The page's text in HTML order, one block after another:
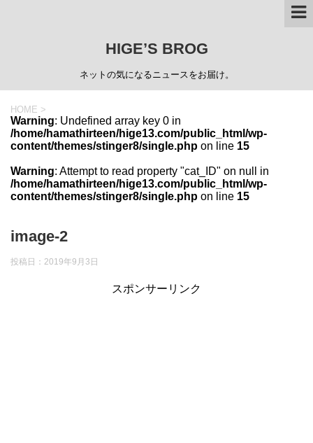
HIGE’S BROG
ネットの気になるニュースをお届け。
HOME >
Warning: Undefined array key 0 in
/home/hamathirteen/hige13.com/public_html/wp-
content/themes/stinger8/single.php on line 15
Warning: Attempt to read property "cat_ID" on null in
/home/hamathirteen/hige13.com/public_html/wp-
content/themes/stinger8/single.php on line 15
image-2
投稿日： 2019年9月3日
スポンサーリンク